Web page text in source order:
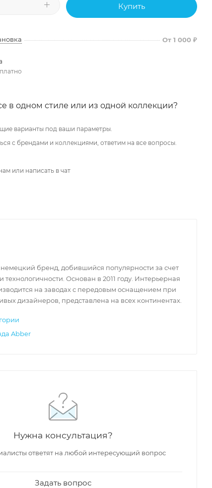
Купить
От 1 000 ₽
в одном стиле или из одной коллекции?
варианты под ваши параметры.
с брендами и коллекциями, ответим на все вопросы.
или написать в чат
бренд, добившийся популярности за счет
технологичности. Основан в 2011 году. Интерьерная
на заводах с передовым оснащением при
дизайнеров, представлена на всех континентах.
Abber
Нужна консультация?
ответят на любой интересующий вопрос
Задать вопрос